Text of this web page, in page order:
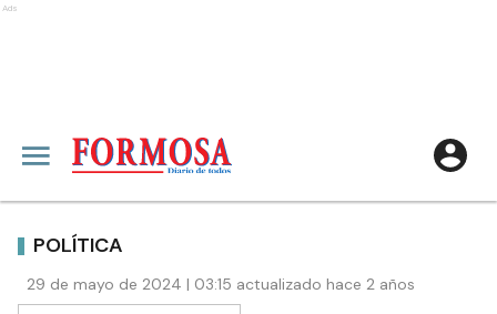
Ads
POLÍTICA
29 de mayo de 2024 | 03:15 actualizado hace 2 años